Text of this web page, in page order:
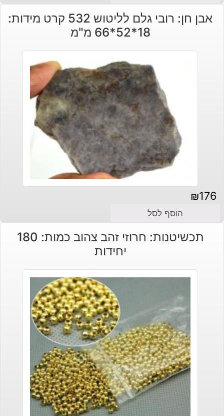
אבן חן: רובי גלם לליטוש 532 קרט מידות:
18*52*66 מ"מ
₪176
הוסף לסל
תכשיטנות: חרוזי זהב צהוב כמות: 180
יחידות